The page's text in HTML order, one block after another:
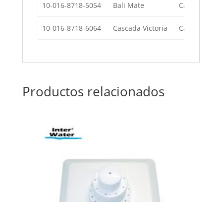
10-016-8718-5054 Bali Mate Cascada
10-016-8718-6064 Cascada Victoria Cascada
Productos relacionados